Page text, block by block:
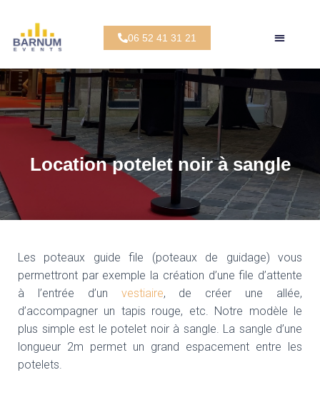
06 52 41 31 21
Location potelet noir à sangle
Les poteaux guide file (poteaux de guidage) vous
permettront par exemple la création d’une file d’attente
à l’entrée d’un vestiaire, de créer une allée,
d’accompagner un tapis rouge, etc. Notre modèle le
plus simple est le potelet noir à sangle. La sangle d’une
longueur 2m permet un grand espacement entre les
potelets.